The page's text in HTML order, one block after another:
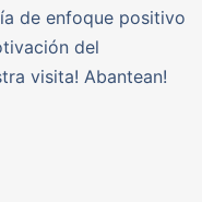
de enfoque positivo
del
visita! Abantean!